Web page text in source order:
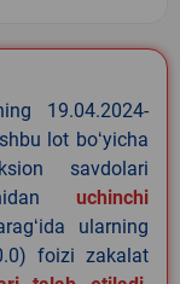
19.04.2024-
lot boʻyicha
savdolari
uchinchi
ularning
foizi zakalat